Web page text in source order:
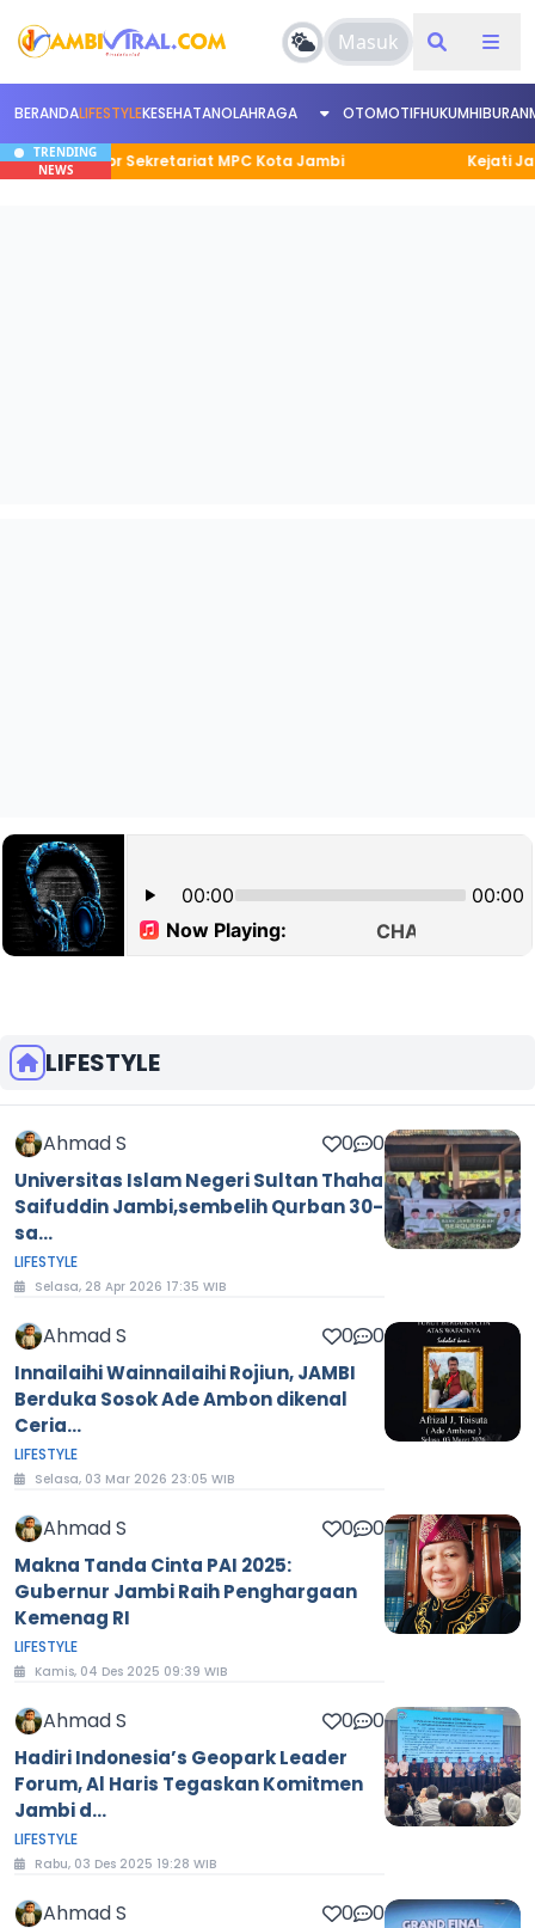
Masuk
BERANDALIFESTYLEKESEHATANOLAHRAGA OTOMOTIFHUKUMHIBURAN
TRENDING
NEWSSekretariat MPC Kota Jambi Kejati Jambi
LIFESTYLE
Ahmad S 0 0
Universitas Islam Negeri Sultan Thaha
Saifuddin Jambi,sembelih Qurban 30-
sa...
LIFESTYLE
Selasa, 28 Apr 2026 17:35 WIB
Ahmad S 0 0
Innailaihi Wainnailaihi Rojiun, JAMBI
Berduka Sosok Ade Ambon dikenal
Ceria...
LIFESTYLE
Selasa, 03 Mar 2026 23:05 WIB
Ahmad S 0 0
Makna Tanda Cinta PAI 2025:
Gubernur Jambi Raih Penghargaan
Kemenag RI
LIFESTYLE
Kamis, 04 Des 2025 09:39 WIB
Ahmad S 0 0
Hadiri Indonesia’s Geopark Leader
Forum, Al Haris Tegaskan Komitmen
Jambi d...
LIFESTYLE
Rabu, 03 Des 2025 19:28 WIB
Ahmad S 0 0